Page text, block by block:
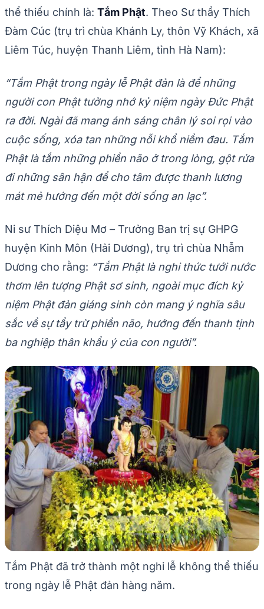
thể thiếu chính là: Tắm Phật. Theo Sư thầy Thích
Đàm Cúc (trụ trì chùa Khánh Ly, thôn Vỹ Khách, xã
Liêm Túc, huyện Thanh Liêm, tỉnh Hà Nam):
“Tắm Phật trong ngày lễ Phật đản là để những
người con Phật tưởng nhớ kỷ niệm ngày Đức Phật
ra đời. Ngài đã mang ánh sáng chân lý soi rọi vào
cuộc sống, xóa tan những nỗi khổ niềm đau. Tắm
Phật là tắm những phiền não ở trong lòng, gột rửa
đi những sân hận để cho tâm được thanh lương
mát mẻ hướng đến một đời sống an lạc”.
Ni sư Thích Diệu Mơ – Trưởng Ban trị sự GHPG
huyện Kinh Môn (Hải Dương), trụ trì chùa Nhẫm
Dương cho rằng: “Tắm Phật là nghi thức tưới nước
thơm lên tượng Phật sơ sinh, ngoài mục đích kỷ
niệm Phật đản giáng sinh còn mang ý nghĩa sâu
sắc về sự tẩy trừ phiền não, hướng đến thanh tịnh
ba nghiệp thân khẩu ý của con người”.
Tắm Phật đã trở thành một nghi lễ không thể thiếu
trong ngày lễ Phật đản hàng năm.